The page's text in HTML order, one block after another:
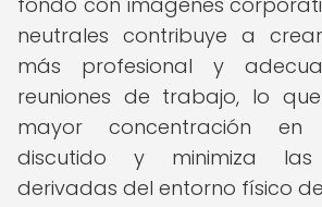
neutrales contribuye a
más profesional y
reuniones de trabajo, lo
mayor concentración en
discutido y minimiza las
derivadas del entorno físico